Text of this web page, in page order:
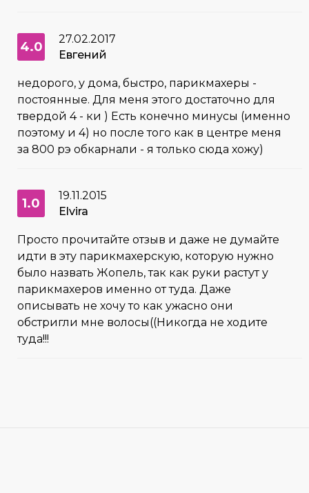
4.0
27.02.2017
Евгений
недорого, у дома, быстро, парикмахеры -
постоянные. Для меня этого достаточно для
твердой 4 - ки ) Есть конечно минусы (именно
поэтому и 4) но после того как в центре меня
за 800 рэ обкарнали - я только сюда хожу)
1.0
19.11.2015
Elvira
Просто прочитайте отзыв и даже не думайте
идти в эту парикмахерскую, которую нужно
было назвать Жопель, так как руки растут у
парикмахеров именно от туда. Даже
описывать не хочу то как ужасно они
обстригли мне волосы((Никогда не ходите
туда!!!